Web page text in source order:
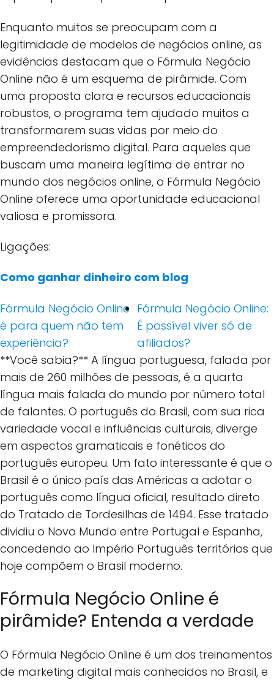
Enquanto muitos se preocupam com a
legitimidade de modelos de negócios online, as
evidências destacam que o Fórmula Negócio
Online não é um esquema de pirâmide. Com
uma proposta clara e recursos educacionais
robustos, o programa tem ajudado muitos a
transformarem suas vidas por meio do
empreendedorismo digital. Para aqueles que
buscam uma maneira legítima de entrar no
mundo dos negócios online, o Fórmula Negócio
Online oferece uma oportunidade educacional
valiosa e promissora.
Ligações:
Como ganhar dinheiro com blog
Fórmula Negócio Online
é para quem não tem
experiência?
Fórmula Negócio Online:
É possível viver só de
afiliados?
**Você sabia?** A língua portuguesa, falada por
mais de 260 milhões de pessoas, é a quarta
língua mais falada do mundo por número total
de falantes. O português do Brasil, com sua rica
variedade vocal e influências culturais, diverge
em aspectos gramaticais e fonéticos do
português europeu. Um fato interessante é que o
Brasil é o único país das Américas a adotar o
português como língua oficial, resultado direto
do Tratado de Tordesilhas de 1494. Esse tratado
dividiu o Novo Mundo entre Portugal e Espanha,
concedendo ao Império Português territórios que
hoje compõem o Brasil moderno.
Fórmula Negócio Online é
pirâmide? Entenda a verdade
O Fórmula Negócio Online é um dos treinamentos
de marketing digital mais conhecidos no Brasil, e